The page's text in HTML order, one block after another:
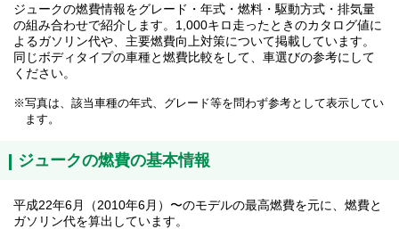
ジュークの燃費情報をグレード・年式・燃料・駆動方式・排気量
の組み合わせで紹介します。1,000キロ走ったときのカタログ値に
よるガソリン代や、主要燃費向上対策について掲載しています。
同じボディタイプの車種と燃費比較をして、車選びの参考にして
ください。
写真は、該当車種の年式、グレード等を問わず参考として表示してい
ます。
ジュークの燃費の基本情報
平成22年6月（2010年6月）〜のモデルの最高燃費を元に、燃費と
ガソリン代を算出しています。